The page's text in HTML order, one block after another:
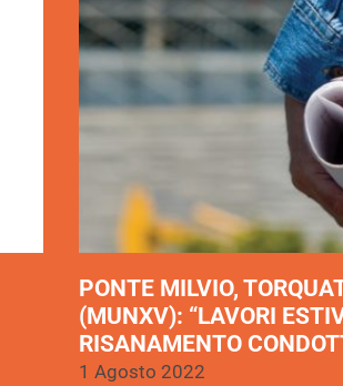
PONTE MILVIO,
(MUNXV): “LAVORI
RISANAMENTO
1 Agosto 2022